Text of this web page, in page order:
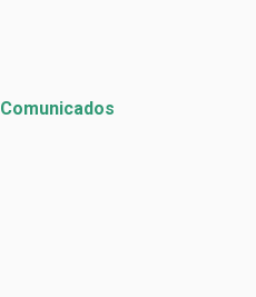
Comunicados